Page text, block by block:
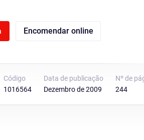
Encomendar online
Código
1016564
Data de publicação
Dezembro de 2009
Nº de
244